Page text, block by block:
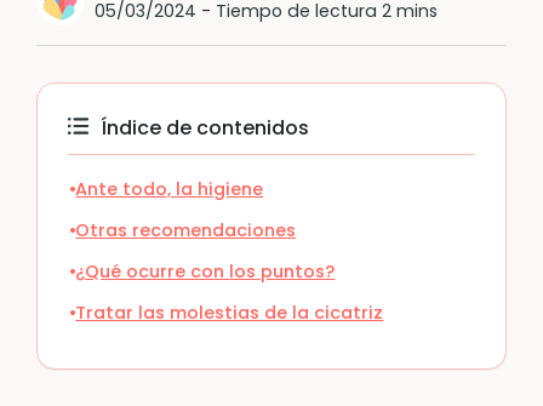
05/03/2024 - Tiempo de lectura 2 mins
Índice de contenidos
Ante todo, la higiene
Otras recomendaciones
¿Qué ocurre con los puntos?
Tratar las molestias de la cicatriz